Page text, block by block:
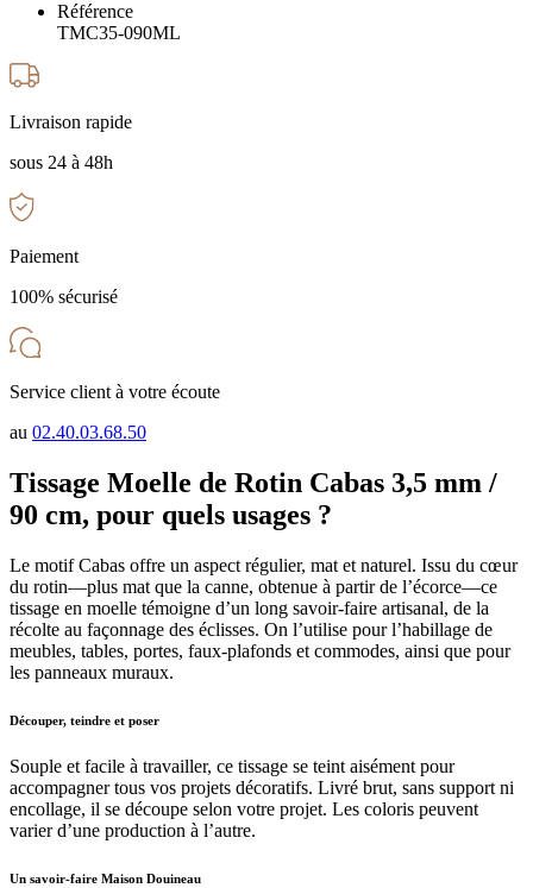
Référence
TMC35-090ML
Livraison rapide
sous 24 à 48h
Paiement
100% sécurisé
Service client à votre écoute
au 02.40.03.68.50
Tissage Moelle de Rotin Cabas 3,5 mm /
90 cm, pour quels usages ?
Le motif Cabas offre un aspect régulier, mat et naturel. Issu du cœur
du rotin—plus mat que la canne, obtenue à partir de l’écorce—ce
tissage en moelle témoigne d’un long savoir-faire artisanal, de la
récolte au façonnage des éclisses. On l’utilise pour l’habillage de
meubles, tables, portes, faux-plafonds et commodes, ainsi que pour
les panneaux muraux.
Découper, teindre et poser
Souple et facile à travailler, ce tissage se teint aisément pour
accompagner tous vos projets décoratifs. Livré brut, sans support ni
encollage, il se découpe selon votre projet. Les coloris peuvent
varier d’une production à l’autre.
Un savoir-faire Maison Douineau